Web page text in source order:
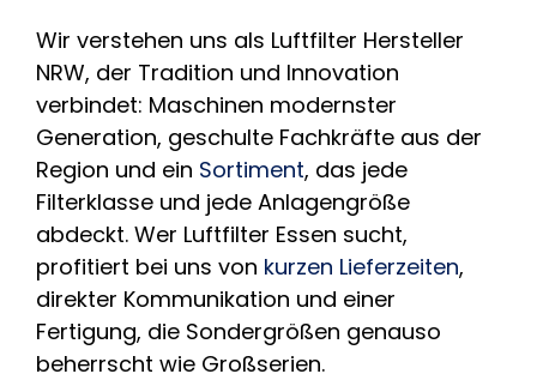
Wir verstehen uns als Luftfilter Hersteller
NRW, der Tradition und Innovation
verbindet: Maschinen modernster
Generation, geschulte Fachkräfte aus der
Region und ein Sortiment, das jede
Filterklasse und jede Anlagengröße
abdeckt. Wer Luftfilter Essen sucht,
profitiert bei uns von kurzen Lieferzeiten,
direkter Kommunikation und einer
Fertigung, die Sondergrößen genauso
beherrscht wie Großserien.